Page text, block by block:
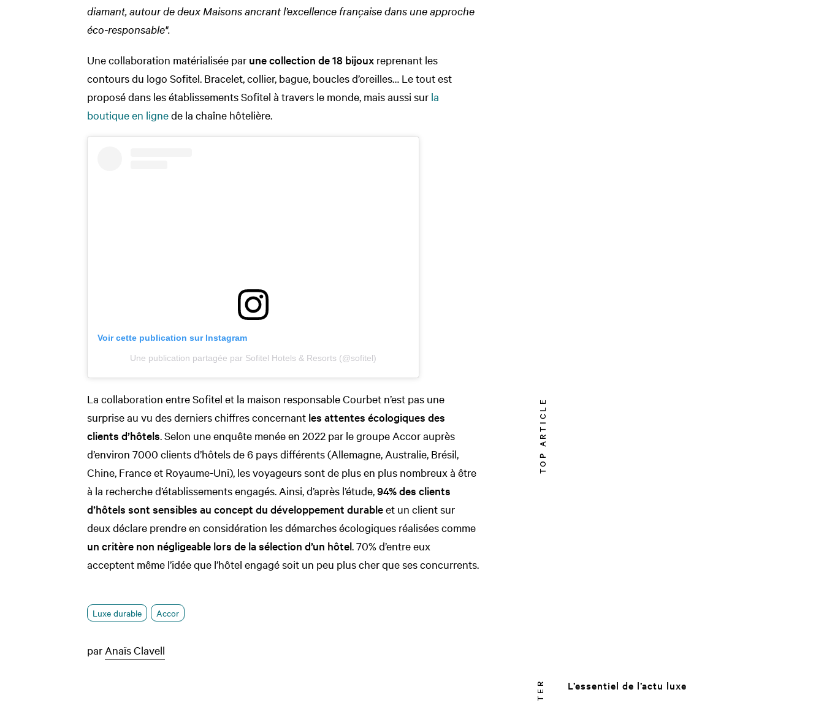
diamant, autour de deux Maisons ancrant l’excellence française dans une approche
éco-responsable".
Une collaboration matérialisée par une collection de 18 bijoux reprenant les
contours du logo Sofitel. Bracelet, collier, bague, boucles d’oreilles… Le tout est
proposé dans les établissements Sofitel à travers le monde, mais aussi sur la
boutique en lignede la chaîne hôtelière.
Voir cette publication sur Instagram
Une publication partagée par Sofitel Hotels & Resorts (@sofitel)
La collaboration entre Sofitel et la maison responsable Courbet n’est pas une
surprise au vu des derniers chiffres concernant les attentes écologiques des
clients d’hôtels. Selon une enquête menée en 2022 par le groupe Accor auprès
d’environ 7000 clients d’hôtels de 6 pays différents (Allemagne, Australie, Brésil,
Chine, France et Royaume-Uni), les voyageurs sont de plus en plus nombreux à être
à la recherche d’établissements engagés. Ainsi, d’après l’étude,94% des clients
d’hôtels sont sensibles au concept du développement durableet un client sur
deux déclare prendre en considération les démarches écologiques réalisées comme
un critère non négligeable lors de la sélection d’un hôtel. 70% d’entre eux
acceptent même l’idée que l’hôtel engagé soit un peu plus cher que ses concurrents.
Luxe durable Accor
par Anaïs Clavell
TOP ARTICLE
L’essentiel de l’actu luxe